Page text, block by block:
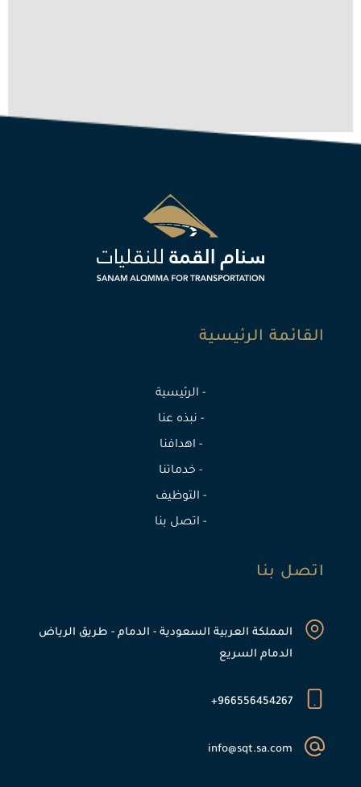
القائمة الرئيسية
- الرئيسية
- نبذه عنا
- اهدافنا
- خدماتنا
- التوظيف
- اتصل بنا
اتصل بنا
المملكة العربية السعودية - الدمام - طريق الرياض
الدمام السريع
966556454267+
info@sqt.sa.com